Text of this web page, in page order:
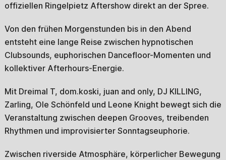
offiziellen Ringelpietz Aftershow direkt an der Spree.
Von den frühen Morgenstunden bis in den Abend
entsteht eine lange Reise zwischen hypnotischen
Clubsounds, euphorischen Dancefloor-Momenten und
kollektiver Afterhours-Energie.
Mit Dreimal T, dom.koski, juan and only, DJ KILLING,
Zarling, Ole Schönfeld und Leone Knight bewegt sich die
Veranstaltung zwischen deepen Grooves, treibenden
Rhythmen und improvisierter Sonntagseuphorie.
Zwischen riverside Atmosphäre, körperlicher Bewegung